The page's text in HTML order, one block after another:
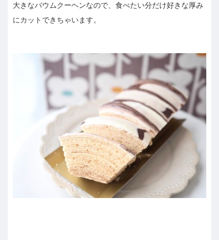
大きなバウムクーヘンなので、食べたい分だけ好きな厚み
にカットできちゃいます。